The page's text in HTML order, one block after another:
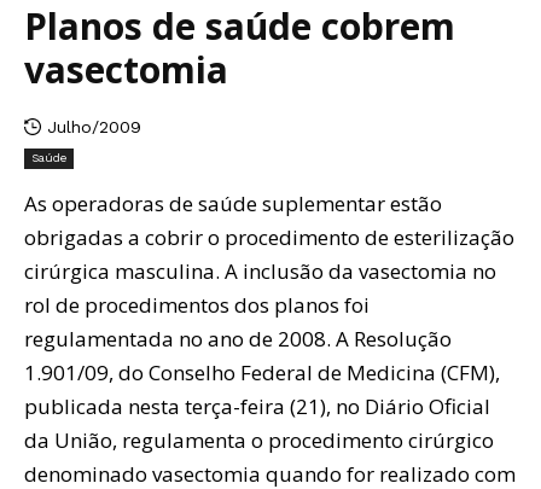
Planos de saúde cobrem
vasectomia
Julho/2009
Saúde
As operadoras de saúde suplementar estão
obrigadas a cobrir o procedimento de esterilização
cirúrgica masculina. A inclusão da vasectomia no
rol de procedimentos dos planos foi
regulamentada no ano de 2008. A Resolução
1.901/09, do Conselho Federal de Medicina (CFM),
publicada nesta terça-feira (21), no Diário Oficial
da União, regulamenta o procedimento cirúrgico
denominado vasectomia quando for realizado com